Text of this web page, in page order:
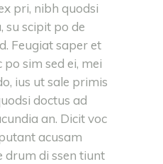
pri, nibh quodsi
su scipit po de
Feugiat saper et
sim sed ei, mei
ius ut sale primis
doctus ad
an. Dicit voc
acusam
drum di ssen tiunt